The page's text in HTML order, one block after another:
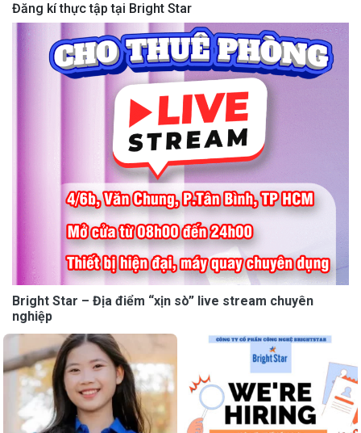
Đăng kí thực tập tại Bright Star
Bright Star – Địa điểm “xịn sò” live stream chuyên
nghiệp